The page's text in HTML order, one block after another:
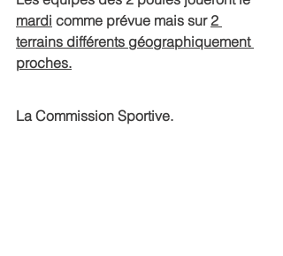
mardi comme prévue mais sur 2
terrains différents géographiquement
proches.
La Commission Sportive.